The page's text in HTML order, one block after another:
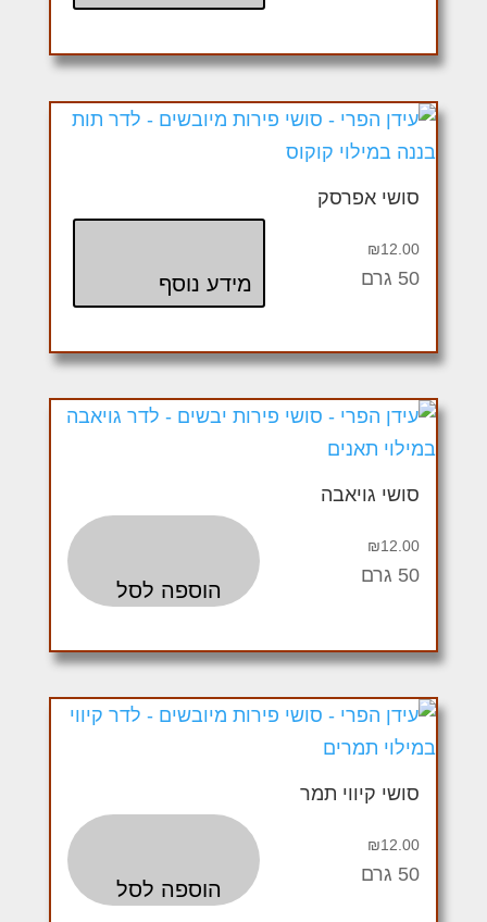
סושי אפרסק
₪12.00
מידע נוסף 50 גרם
סושי גויאבה
₪12.00
הוספה לסל
50 גרם
סושי קיווי תמר
₪12.00
הוספה לסל
50 גרם